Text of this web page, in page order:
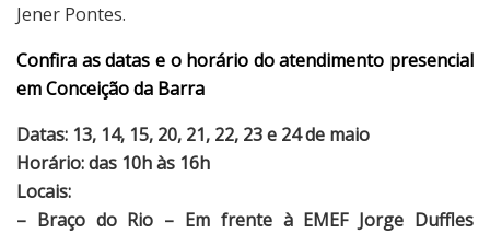
Jener Pontes.
Confira as datas e o horário do atendimento presencial
em Conceição da Barra
Datas: 13, 14, 15, 20, 21, 22, 23 e 24 de maio
Horário: das 10h às 16h
Locais:
– Braço do Rio – Em frente à EMEF Jorge Duffles